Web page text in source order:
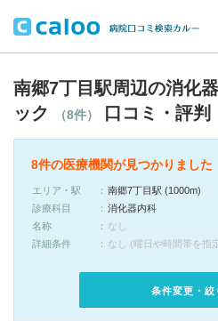
南郷7丁目駅周辺の消化
ック
（8件） 口コミ・評判
8件の医療機関が見つかりました
エリア・駅
南郷7丁目駅 (1000m)
診療科目
消化器内科
名称
なし
詳細条件
なし (曜日や時間帯を指
条件変更・絞